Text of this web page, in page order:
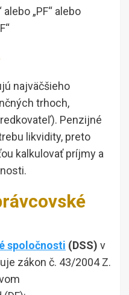
„PF“ alebo
najväčšieho
trhoch,
Penzijné
likvidity, preto
kalkulovať príjmy a
spoločnosti (DSS) v
zákon č. 43/2004 Z.